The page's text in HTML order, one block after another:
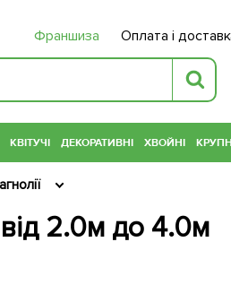
Франшиза Оплата і
КВІТУЧІ ДЕКОРАТИВНІ ХВОЙНІ
від 2.0м до 4.0м